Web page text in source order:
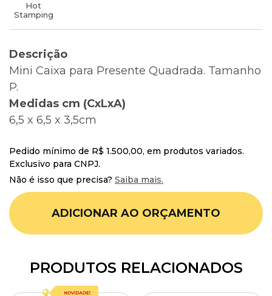
Hot
Stamping
Descrição
Mini Caixa para Presente Quadrada. Tamanho
P.
Medidas cm (CxLxA)
6,5 x 6,5 x 3,5cm
Pedido mínimo de R$ 1.500,00, em produtos variados.
Exclusivo para CNPJ.
Não é isso que precisa? Saiba mais.
ADICIONAR AO ORÇAMENTO
PRODUTOS RELACIONADOS